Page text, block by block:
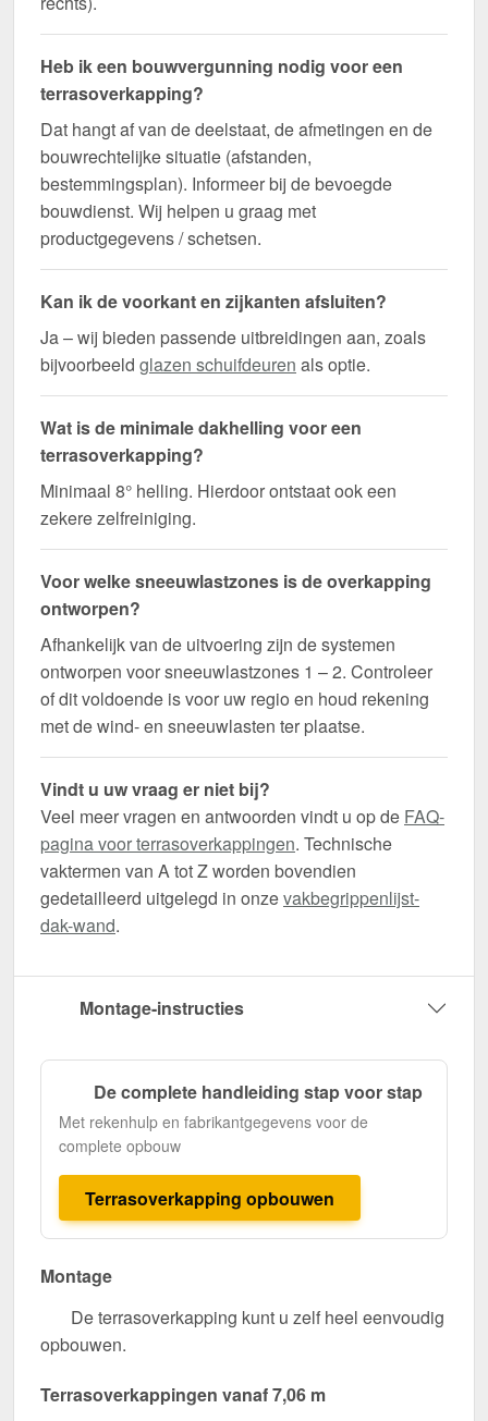
Heb ik een bouwvergunning nodig voor een
terrasoverkapping?
Dat hangt af van de deelstaat, de afmetingen en de
bouwrechtelijke situatie (afstanden,
bestemmingsplan). Informeer bij de bevoegde
bouwdienst. Wij helpen u graag met
productgegevens / schetsen.
Kan ik de voorkant en zijkanten afsluiten?
Ja – wij bieden passende uitbreidingen aan, zoals
bijvoorbeeld glazen schuifdeuren als optie.
Wat is de minimale dakhelling voor een
terrasoverkapping?
Minimaal 8° helling. Hierdoor ontstaat ook een
zekere zelfreiniging.
Voor welke sneeuwlastzones is de overkapping
ontworpen?
Afhankelijk van de uitvoering zijn de systemen
ontworpen voor sneeuwlastzones 1 – 2. Controleer
of dit voldoende is voor uw regio en houd rekening
met de wind- en sneeuwlasten ter plaatse.
Vindt u uw vraag er niet bij?
Veel meer vragen en antwoorden vindt u op de FAQ-
pagina voor terrasoverkappingen. Technische
vaktermen van A tot Z worden bovendien
gedetailleerd uitgelegd in onzevakbegrippenlijst-
dak-wand.
Montage-instructies
De complete handleiding stap voor stap
Met rekenhulp en fabrikantgegevens voor de
complete opbouw
Terrasoverkapping opbouwen
Montage
De terrasoverkapping kunt u zelf heel eenvoudig
opbouwen.
Terrasoverkappingen vanaf 7,06 m